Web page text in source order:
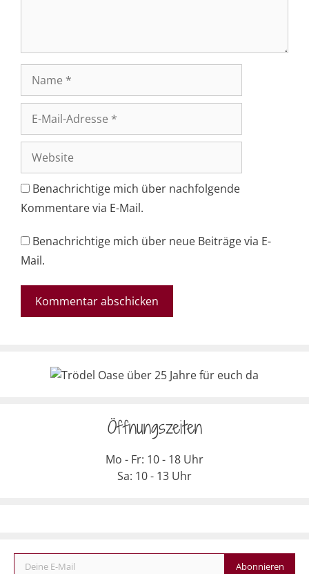
Mail-
Adresse
Website
Benachrichtige mich über nachfolgende
Kommentare via E-Mail.
Benachrichtige mich über neue Beiträge via E-
Mail.
Öffnungszeiten
Mo - Fr: 10 - 18 Uhr
Sa: 10 - 13 Uhr
Deine E-Mail
Abonnieren